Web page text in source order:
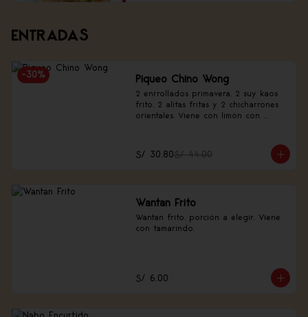
ENTRADAS
-30% Piqueo Chino Wong
2 enrrollados primavera, 2 suy kaos
frito, 2 alitas fritas y 2 chicharrones
orientales. Viene con limón con
S/ 30.80S/ 44.00
Wantan Frito
Wantan frito, porción a elegir. Viene
con tamarindo.
S/ 6.00